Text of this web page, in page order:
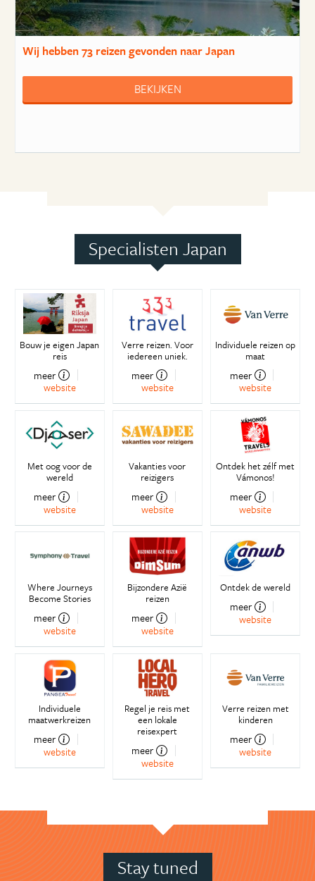
Wij hebben73 reizengevonden naar Japan
BEKIJKEN
Specialisten Japan
Bouw je eigen Japan
reis
meer
website
Verre reizen. Voor
iedereen uniek.
meer
website
Individuele reizen op
maat
meer
website
Met oog voor de
wereld
meer
website
Vakanties voor
reizigers
meer
website
Ontdek het zélf met
Vámonos!
meer
website
Where Journeys
Become Stories
meer
website
Bijzondere Azië
reizen
meer
website
Ontdek de wereld
meer
website
Individuele
maatwerkreizen
meer
website
Regel je reis met
een lokale
reisexpert
meer
website
Verre reizen met
kinderen
meer
website
Stay tuned